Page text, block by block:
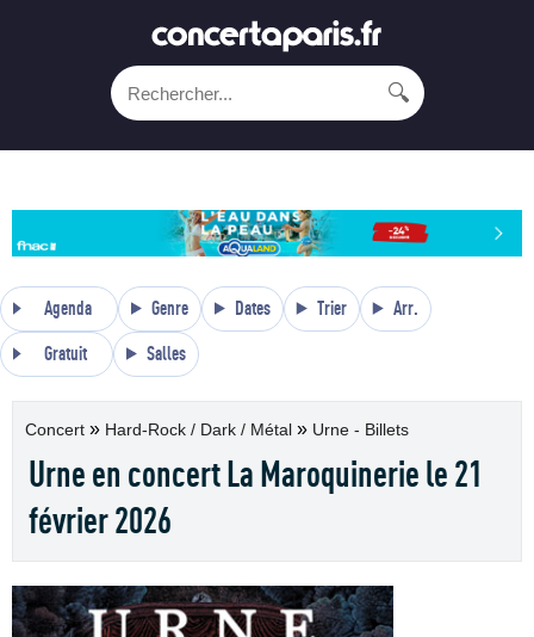
🔍
Agenda Genre Dates Trier Arr.
Gratuit Salles
Concert » Hard-Rock / Dark / Métal » Urne - Billets
Urne en concert La Maroquinerie le 21
février 2026